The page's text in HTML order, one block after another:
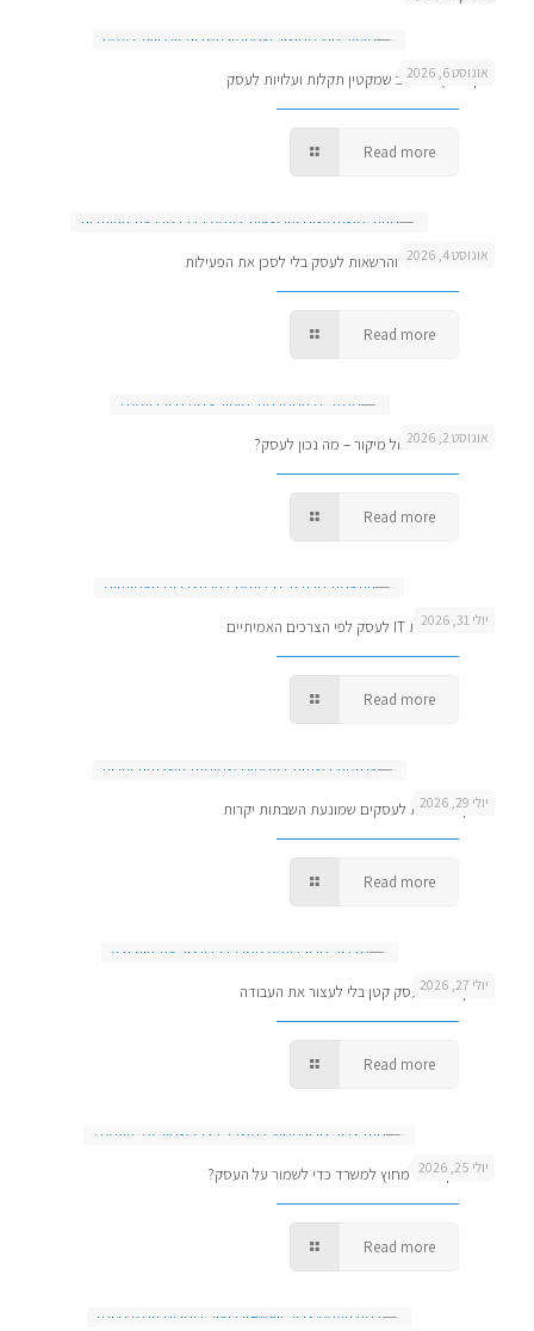
אוגוסט 6, 2026
מיקור חוץ מחשוב שמקטין תקלות ועלויות לעסק
Read more
אוגוסט 4, 2026
ניהול משתמשים והרשאות לעסק בלי לסכן את הפעילות
Read more
אוגוסט 2, 2026
מנהל IT פנימי מול מיקור – מה נכון לעסק?
Read more
יולי 31, 2026
התאמת חבילת IT לעסק לפי הצרכים האמיתיים
Read more
יולי 29, 2026
אחזקת רשתות לעסקים שמונעת השבתות יקרות
Read more
יולי 27, 2026
מדריך גיבוי לעסק קטן בלי לעצור את העבודה
Read more
יולי 25, 2026
מתי צריך גיבוי מחוץ למשרד כדי לשמור על העסק?
Read more